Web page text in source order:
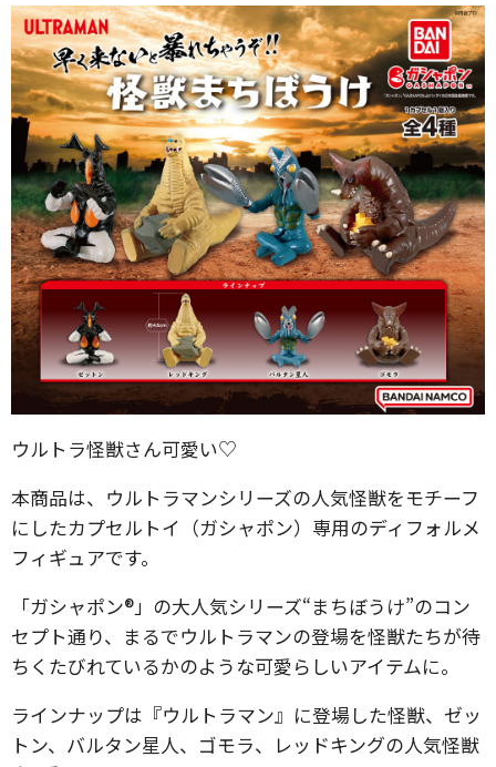
ウルトラ怪獣さん可愛い♡
本商品は、ウルトラマンシリーズの人気怪獣をモチーフ
にしたカプセルトイ（ガシャポン）専用のディフォルメ
フィギュアです。
「ガシャポン®」の大人気シリーズ“まちぼうけ”のコン
セプト通り、まるでウルトラマンの登場を怪獣たちが待
ちくたびれているかのような可愛らしいアイテムに。
ラインナップは『ウルトラマン』に登場した怪獣、ゼッ
トン、バルタン星人、ゴモラ、レッドキングの人気怪獣